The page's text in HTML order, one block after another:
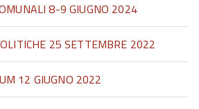
8-9 GIUGNO 2024
25 SETTEMBRE 2022
12 GIUGNO 2022